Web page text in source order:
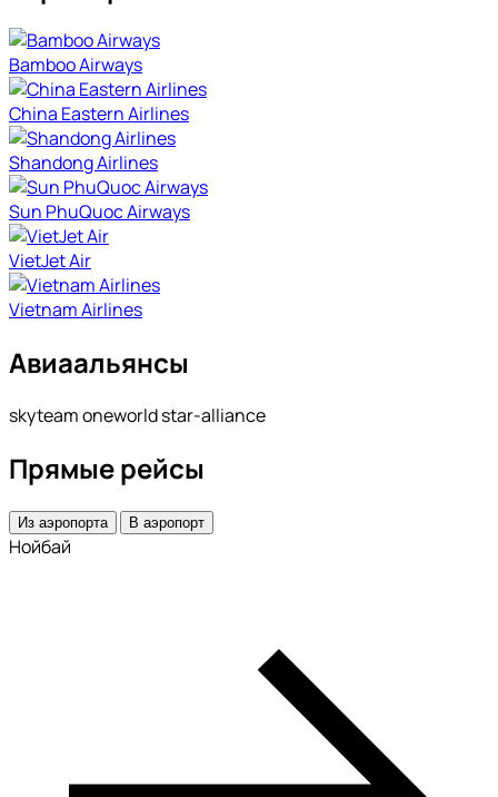
Bamboo Airways
China Eastern Airlines
Shandong Airlines
Sun PhuQuoc Airways
VietJet Air
Vietnam Airlines
Авиаальянсы
skyteam oneworld star-alliance
Прямые рейсы
Из аэропорта В аэропорт
Нойбай